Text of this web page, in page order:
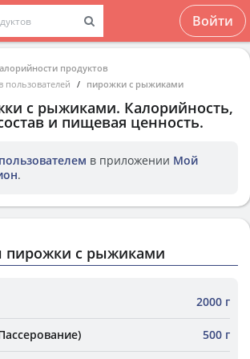
Войти
продуктов
пользователей
пирожки с рыжиками
с рыжиками. Калорийность,
и пищевая ценность.
пользователем в приложении Мой
.
пирожки с рыжиками
2000 г
500 г